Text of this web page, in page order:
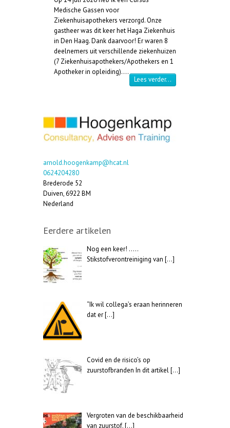
Medische Gassen voor
Ziekenhuisapothekers verzorgd. Onze
gastheer was dit keer het Haga Ziekenhuis
in Den Haag. Dank daarvoor! Er waren 8
deelnemers uit verschillende ziekenhuizen
(7 Ziekenhuisapothekers/Apothekers en 1
Apotheker in opleiding).…
Lees verder…
arnold.hoogenkamp@hcat.nl
0624204280
Brederode 52
Duiven,6922 BM
Nederland
Eerdere artikelen
Nog een keer! …..
Stikstofverontreiniging van […]
“Ik wil collega’s eraan herinneren
dat er[…]
Covid en de risico’s op
zuurstofbranden In dit artikel[…]
Vergroten van de beschikbaarheid
van zuurstof, […]